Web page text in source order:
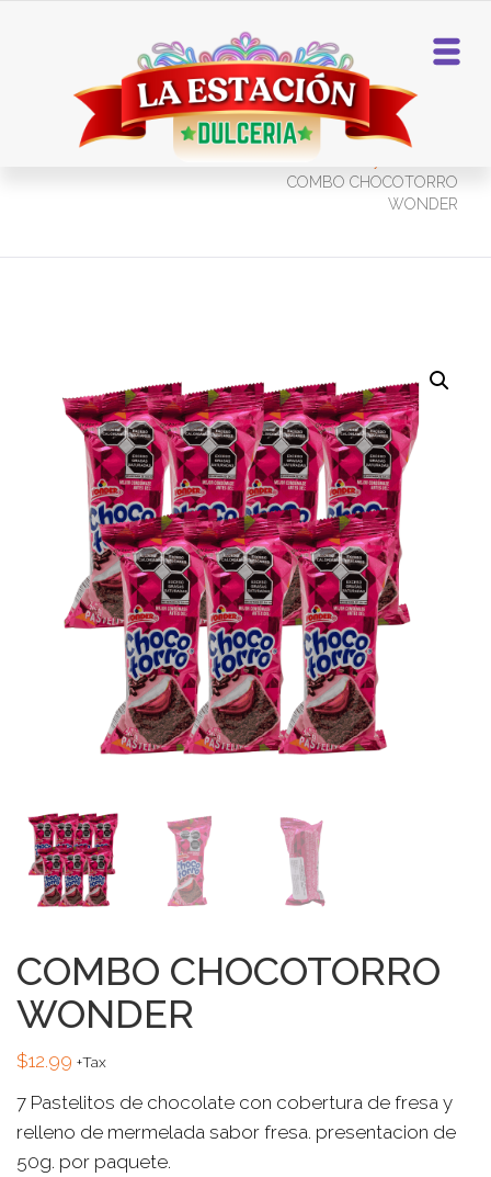
Home
Panesillos y Cereales
COMBO CHOCOTORRO
WONDER
COMBO CHOCOTORRO
WONDER
$12.99 +Tax
7 Pastelitos de chocolate con cobertura de fresa y
relleno de mermelada sabor fresa. presentacion de
50g. por paquete.